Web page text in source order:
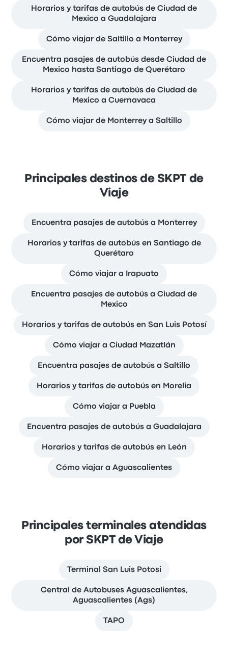
Horarios y tarifas de autobús de Ciudad de
Mexico a Guadalajara
Cómo viajar de Saltillo a Monterrey
Encuentra pasajes de autobús desde Ciudad de
Mexico hasta Santiago de Querétaro
Horarios y tarifas de autobús de Ciudad de
Mexico a Cuernavaca
Cómo viajar de Monterrey a Saltillo
Principales destinos de SKPT de
Viaje
Encuentra pasajes de autobús a Monterrey
Horarios y tarifas de autobús en Santiago de
Querétaro
Cómo viajar a Irapuato
Encuentra pasajes de autobús a Ciudad de
Mexico
Horarios y tarifas de autobús en San Luis Potosí
Cómo viajar a Ciudad Mazatlán
Encuentra pasajes de autobús a Saltillo
Horarios y tarifas de autobús en Morelia
Cómo viajar a Puebla
Encuentra pasajes de autobús a Guadalajara
Horarios y tarifas de autobús en León
Cómo viajar a Aguascalientes
Principales terminales atendidas
por SKPT de Viaje
Terminal San Luis Potosi
Central de Autobuses Aguascalientes,
Aguascalientes (Ags)
TAPO